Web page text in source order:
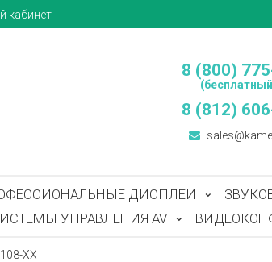
кабинет
8 (800)
8 (812)
ДИСПЛЕИ
УПРАВЛЕНИЯ AV
XX